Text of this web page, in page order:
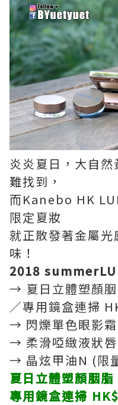
炎炎夏日，大自
難找到，
而Kanebo HK
限定夏妝
就正散發著金屬
味！
2018
→ 夏日立體塑顏
／專用鏡盒連掃
→ 閃爍單色眼影
→ 柔滑啞緻液狀
→ 晶炫甲油N (限
夏日立體塑顏胭
專用鏡盒連掃